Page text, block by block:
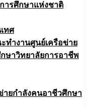
รศึกษาแห่งชาติ
ทศ
ทำงานศูนย์เครือข่าย
ษาวิทยาลัยการอาชีพ
ายกำลังคนอาชีวศึกษา